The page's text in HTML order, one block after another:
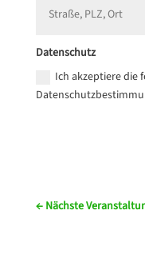
Datenschutz
Ich akzeptiere die
← Nächste